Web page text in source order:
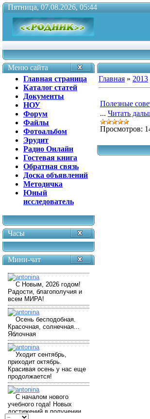
Пятница, 07.08.2026, 05:44
Меню сайта
Главная страница
Каталог статей
Документы
НОУ
Форум
Файлы
Фотоальбом
Эрудит
Радио Онлайн
Гостевая книга
Обратная связь
Доска объявлений
Методичка
Юный
исследователь
Часы
Мини-чат
Главная » 2013
Полезные
... Читать
Просмотров: